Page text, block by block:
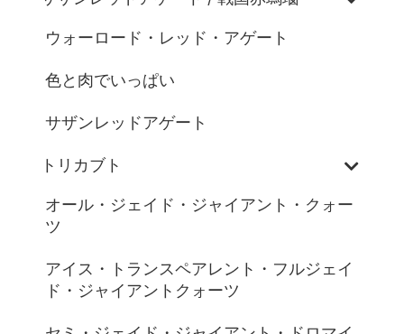
ウォーロード・レッド・アゲート
色と肉でいっぱい
サザンレッドアゲート
トリカブト
オール・ジェイド・ジャイアント・クォー
ツ
アイス・トランスペアレント・フルジェイ
ド・ジャイアントクォーツ